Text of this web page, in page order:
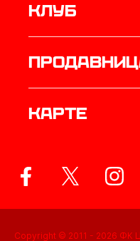
Клуб
Карте
Copyright © 2011 - 2026 ФК